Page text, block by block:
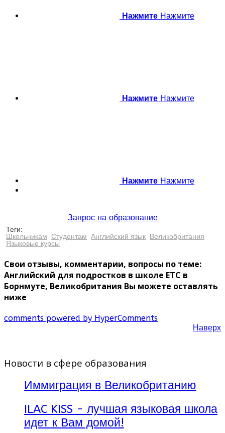
Нажмите Нажмите
Нажмите Нажмите
Нажмите Нажмите
Запрос на образование
Теги:
Школьникам Студентам Английский язык Великобритания
Языковые курсы
Свои отзывы, комментарии, вопросы по теме:
Английский для подростков в школе ETC в
Борнмуте, Великобритания Вы можете оставлять
ниже
comments powered by HyperComments
Наверх
Новости в сфере образования
Иммиграция в Великобританию
ILAC KISS - лучшая языковая школа
идет к Вам домой!